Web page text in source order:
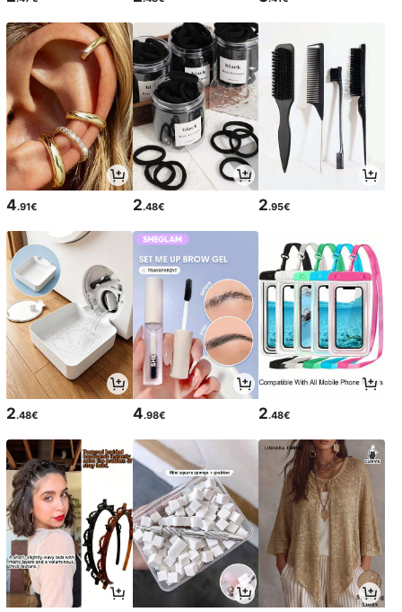
4.91€ 2.48€ 2.95€
2.48€ 4.98€ 2.48€